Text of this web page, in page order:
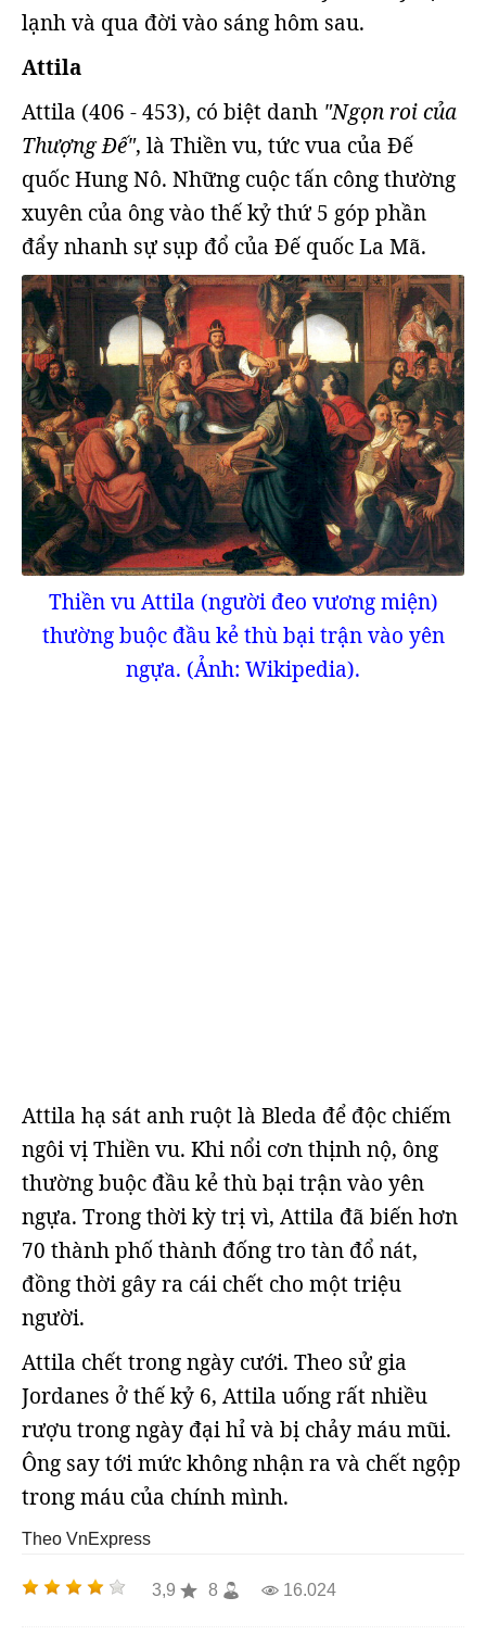
lạnh và qua đời vào sáng hôm sau.
Attila
Attila (406 - 453), có biệt danh "Ngọn roi của
Thượng Đế", là Thiền vu, tức vua của Đế
quốc Hung Nô. Những cuộc tấn công thường
xuyên của ông vào thế kỷ thứ 5 góp phần
đẩy nhanh sự sụp đổ của Đế quốc La Mã.
Thiền vu Attila (người đeo vương miện)
thường buộc đầu kẻ thù bại trận vào yên
ngựa. (Ảnh: Wikipedia).
Attila hạ sát anh ruột là Bleda để độc chiếm
ngôi vị Thiền vu. Khi nổi cơn thịnh nộ, ông
thường buộc đầu kẻ thù bại trận vào yên
ngựa. Trong thời kỳ trị vì, Attila đã biến hơn
70 thành phố thành đống tro tàn đổ nát,
đồng thời gây ra cái chết cho một triệu
người.
Attila chết trong ngày cưới. Theo sử gia
Jordanes ở thế kỷ 6, Attila uống rất nhiều
rượu trong ngày đại hỉ và bị chảy máu mũi.
Ông say tới mức không nhận ra và chết ngộp
trong máu của chính mình.
Theo VnExpress
3,9 8 16.024